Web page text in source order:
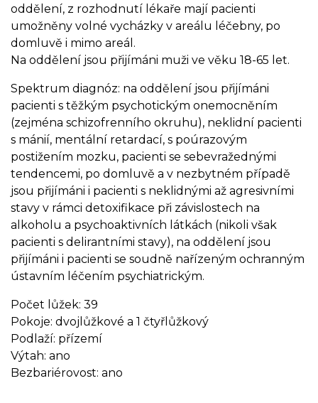
oddělení, z rozhodnutí lékaře mají pacienti
umožněny volné vycházky v areálu léčebny, po
domluvě i mimo areál.
Na oddělení jsou přijímáni muži ve věku 18-65 let.
Spektrum diagnóz: na oddělení jsou přijímáni
pacienti s těžkým psychotickým onemocněním
(zejména schizofrenního okruhu), neklidní pacienti
s mánií, mentální retardací, s poúrazovým
postižením mozku, pacienti se sebevražednými
tendencemi, po domluvě a v nezbytném případě
jsou přijímáni i pacienti s neklidnými až agresivními
stavy v rámci detoxifikace při závislostech na
alkoholu a psychoaktivních látkách (nikoli však
pacienti s delirantními stavy), na oddělení jsou
přijímáni i pacienti se soudně nařízeným ochranným
ústavním léčením psychiatrickým.
Počet lůžek: 39
Pokoje: dvojlůžkové a 1 čtyřlůžkový
Podlaží: přízemí
Výtah: ano
Bezbariérovost: ano